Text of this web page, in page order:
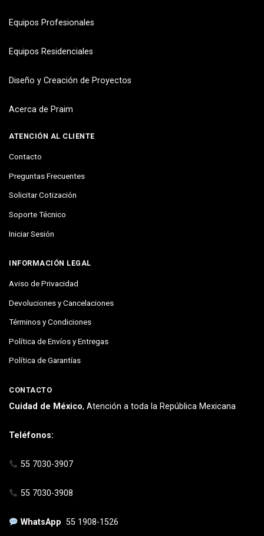
Equipos Profesionales
Equipos Residenciales
Diseño y Creación de Proyectos
Acerca de Praim
ATENCIÓN AL CLIENTE
Contacto
Preguntas Frecuentes
Solicitar Cotización
Soporte Técnico
Iniciar Sesión
INFORMACIÓN LEGAL
Aviso de Privacidad
Devoluciones y Cancelaciones
Términos y Condiciones
Política de Envíos y Entregas
Política de Garantías
CONTACTO
Cuidad de México, Atención a toda la República Mexicana
Teléfonos:
55 7030-3907
55 7030-3908
WhatsApp55 1908-1526